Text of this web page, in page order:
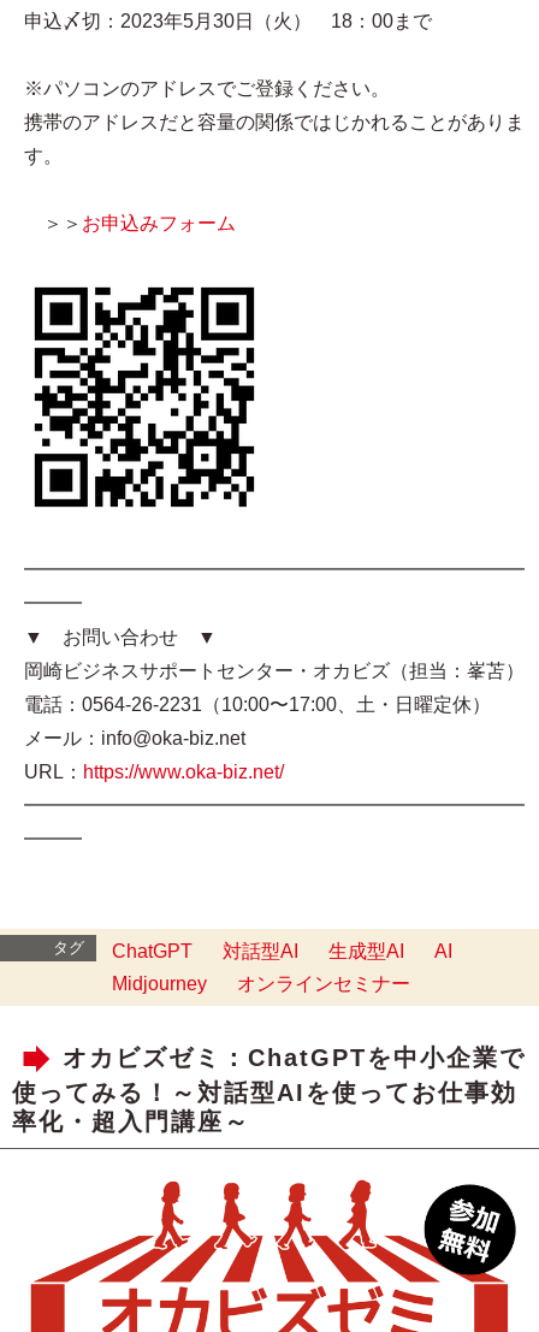
申込〆切：2023年5月30日（火） 18：00まで
※パソコンのアドレスでご登録ください。
携帯のアドレスだと容量の関係ではじかれることがありま
す。
＞＞ お申込みフォーム
━━━━━━━━━━━━━━━━━━━━━━━━━━
━━━
▼ お問い合わせ ▼
岡崎ビジネスサポートセンター・オカビズ（担当：峯苫）
電話：0564-26-2231（10:00〜17:00、土・日曜定休）
メール：info@oka-biz.net
URL： https://www.oka-biz.net/
━━━━━━━━━━━━━━━━━━━━━━━━━━
━━━
タグ ChatGPT 対話型AI 生成型AI
AI
Midjourney
オンラインセミナー
オカビズゼミ：ChatGPTを中小企業で
使ってみる！～対話型AIを使ってお仕事効
率化・超入門講座～